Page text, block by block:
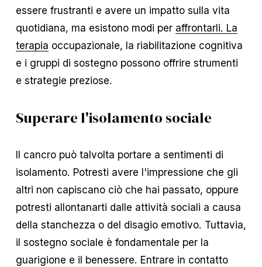
essere frustranti e avere un impatto sulla vita
quotidiana, ma esistono modi per affrontarli. La
terapia occupazionale, la riabilitazione cognitiva
e i gruppi di sostegno possono offrire strumenti
e strategie preziose.
Superare l'isolamento sociale
Il cancro può talvolta portare a sentimenti di
isolamento. Potresti avere l'impressione che gli
altri non capiscano ciò che hai passato, oppure
potresti allontanarti dalle attività sociali a causa
della stanchezza o del disagio emotivo. Tuttavia,
il sostegno sociale è fondamentale per la
guarigione e il benessere. Entrare in contatto